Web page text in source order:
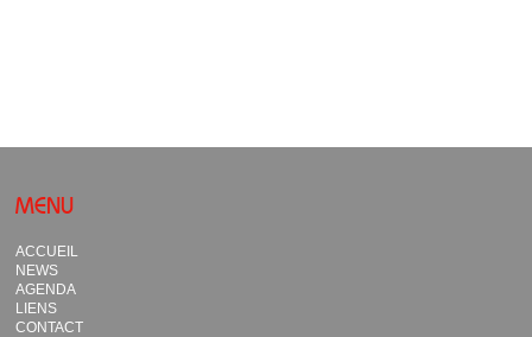
MENU
ACCUEIL
NEWS
AGENDA
LIENS
CONTACT